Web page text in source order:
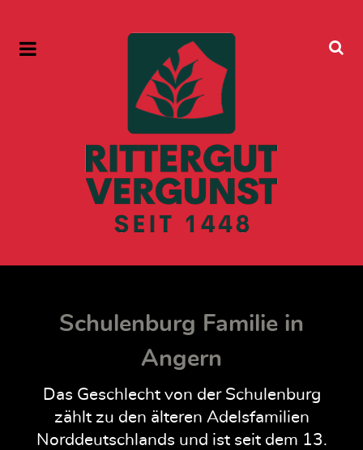
Schulenburg Familie in
Angern
Das Geschlecht von der Schulenburg
zählt zu den älteren Adelsfamilien
Norddeutschlands und ist seit dem 13.